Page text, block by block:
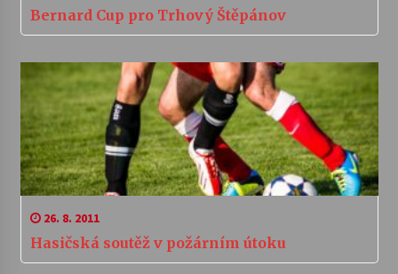
Bernard Cup pro Trhový Štěpánov
26. 8. 2011
Hasičská soutěž v požárním útoku